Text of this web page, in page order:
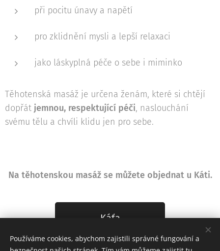
při pocitu únavy a napětí
pro zklidnění mysli a lepší relaxaci
jako láskyplná péče o sebe i miminko
Těhotenská masáž je určena ženám, které si chtějí
dopřát jemnou, respektující péči, naslouchání
svému tělu a chvíli klidu jen pro sebe.
Na těhotenskou masáž se můžete objednat u Káti.
Káťa
Používáme cookies, abychom zajistili správné fungování a